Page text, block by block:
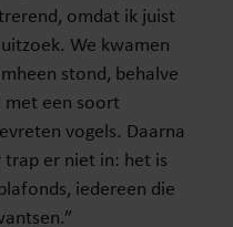
omdat ik juist
We kwamen
stond, behalve
met een soort
vogels. Daarna
er niet in: het is
iedereen die